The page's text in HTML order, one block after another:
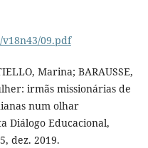
09.pdf
Marina; BARAUSSE,
irmãs missionárias de
num olhar
Diálogo Educacional,
dez. 2019.